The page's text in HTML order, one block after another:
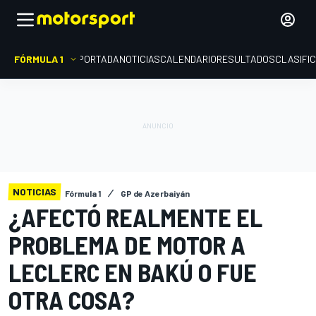
FÓRMULA 1 PORTADANOTICIASCALENDARIORESULTADOS
NOTICIAS Fórmula 1 GP de Azerbaiyán
¿AFECTÓ REALMENTE EL
PROBLEMA DE MOTOR A
LECLERC EN BAKÚ O FUE
OTRA COSA?